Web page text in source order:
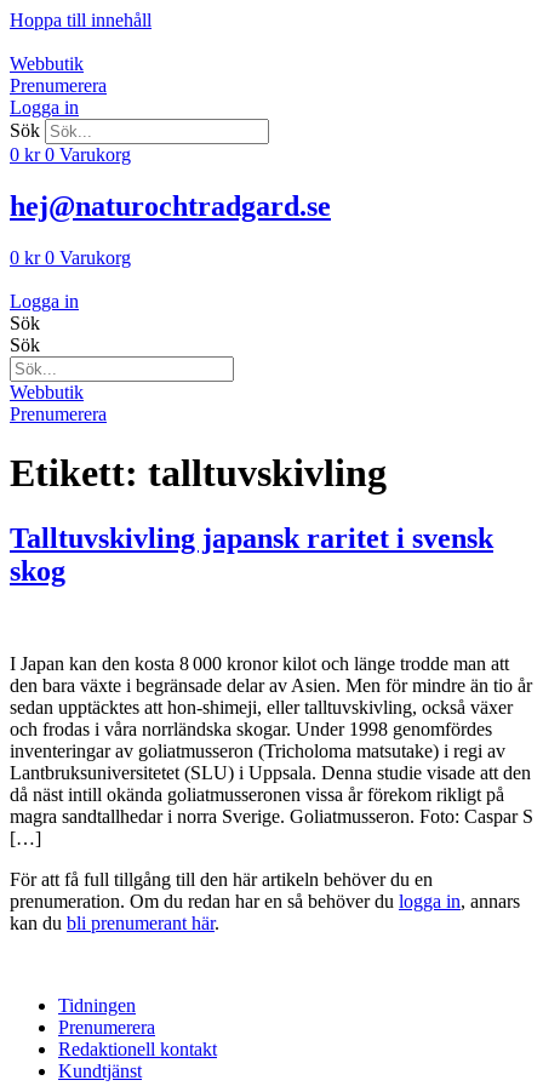
Hoppa till innehåll
Webbutik
Prenumerera
Logga in
Sök
0 kr 0 Varukorg
hej@naturochtradgard.se
0 kr 0 Varukorg
Logga in
Sök
Sök
Webbutik
Prenumerera
Etikett: talltuvskivling
Talltuvskivling japansk raritet i svensk
skog
I Japan kan den kosta 8 000 kronor kilot och länge trodde man att
den bara växte i begränsade delar av Asien. Men för mindre än tio år
sedan upptäcktes att hon-shimeji, eller talltuvskivling, också växer
och frodas i våra norrländska skogar. Under 1998 genomfördes
inventeringar av goliatmusseron (Tricholoma matsutake) i regi av
Lantbruksuniversitetet (SLU) i Uppsala. Denna studie visade att den
då näst intill okända goliatmusseronen vissa år förekom rikligt på
magra sandtallhedar i norra Sverige. Goliatmusseron. Foto: Caspar S
[…]
För att få full tillgång till den här artikeln behöver du en
prenumeration. Om du redan har en så behöver du logga in, annars
kan du bli prenumerant här.
Tidningen
Prenumerera
Redaktionell kontakt
Kundtjänst